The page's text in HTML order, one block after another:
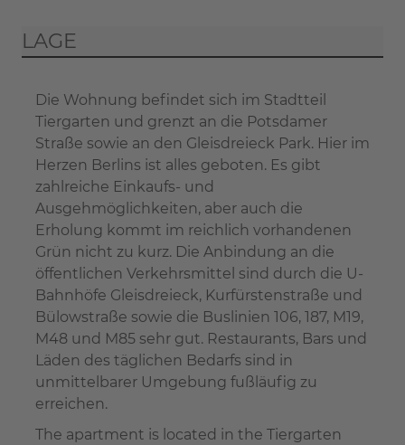
LAGE
Die Wohnung befindet sich im Stadtteil
Tiergarten und grenzt an die Potsdamer
Straße sowie an den Gleisdreieck Park. Hier im
Herzen Berlins ist alles geboten. Es gibt
zahlreiche Einkaufs- und
Ausgehmöglichkeiten, aber auch die
Erholung kommt im reichlich vorhandenen
Grün nicht zu kurz. Die Anbindung an die
öffentlichen Verkehrsmittel sind durch die U-
Bahnhöfe Gleisdreieck, Kurfürstenstraße und
Bülowstraße sowie die Buslinien 106, 187, M19,
M48 und M85 sehr gut. Restaurants, Bars und
Läden des täglichen Bedarfs sind in
unmittelbarer Umgebung fußläufig zu
erreichen.
The apartment is located in the Tiergarten